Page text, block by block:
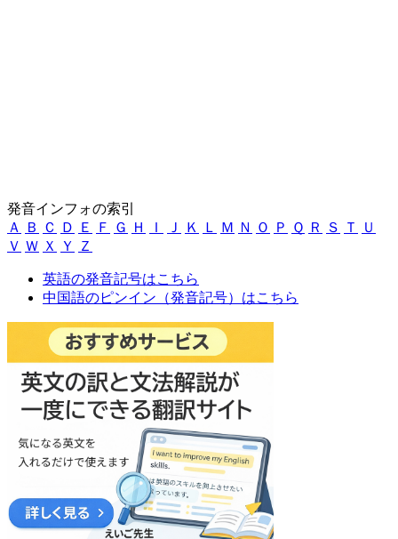
発音インフォの索引
Ａ
Ｂ Ｃ Ｄ Ｅ Ｆ Ｇ Ｈ Ｉ Ｊ Ｋ Ｌ Ｍ Ｎ Ｏ Ｐ Ｑ Ｒ Ｓ Ｔ
Ｕ
Ｖ Ｗ Ｘ Ｙ Ｚ
英語の発音記号はこちら
中国語のピンイン（発音記号）はこちら